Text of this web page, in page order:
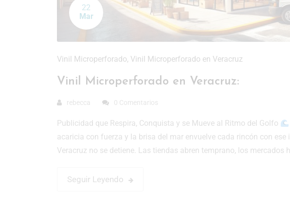
22
Mar
Vinil Microperforado, Vinil Microperforado en Veracruz
Vinil Microperforado en Veracruz:
rebecca 0 Comentarios
Publicidad que Respira, Conquista y se Mueve al Ritmo del Golfo
acaricia con fuerza y la brisa del mar envuelve cada rincón con
Veracruz no se detiene. Las tiendas abren temprano, los mercados
Seguir Leyendo